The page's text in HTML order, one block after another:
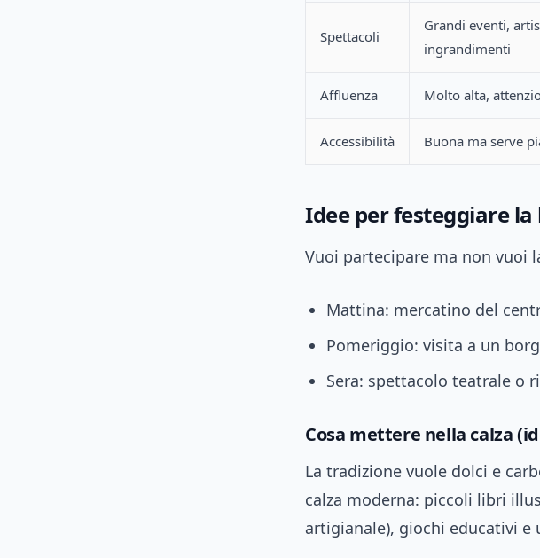
Spettacoli
Grandi eventi,
ingrandimenti
Affluenza Molto alta,
Accessibilità Buona ma serve
Idee per festeggiare la
Vuoi partecipare ma non vuoi
Mattina: mercatino del
Pomeriggio: visita a un
Sera: spettacolo teatrale o
Cosa mettere nella calza
La tradizione vuole dolci e
calza moderna: piccoli libri
artigianale), giochi educativi e